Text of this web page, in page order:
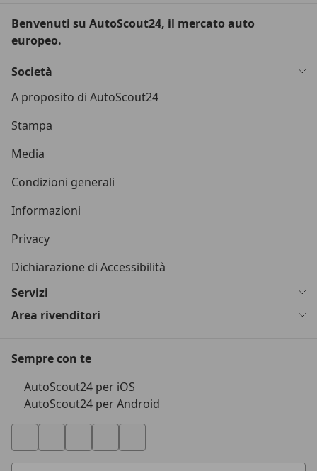
Benvenuti su AutoScout24, il mercato auto
europeo.
Società
A proposito di AutoScout24
Stampa
Media
Condizioni generali
Informazioni
Privacy
Dichiarazione di Accessibilità
Servizi
Area rivenditori
Sempre con te
AutoScout24 per iOS
AutoScout24 per Android